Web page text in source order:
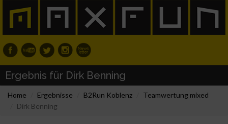
Ergebnis für Dirk Benning
Home Ergebnisse B2Run Koblenz
Teamwertung mixed
Dirk Benning